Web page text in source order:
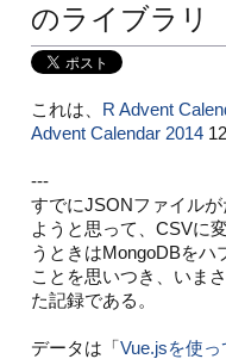
のライブラリ
これは、 R Advent
Advent Calendar 2014
---
すでにJSONファイル
ようと思って、CSVに
うときはMongoDBをハ
ことを思いつき、いま
た記録である。
データは「Vue.jsを使